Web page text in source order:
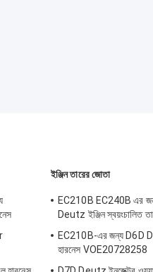
ইঞ্জিন তারের জোতা
EC210B EC240B এর
Deutz ইঞ্জিন স্বয়ংচালিত
EC210B-এর জন্য D6D
হারনেস VOE20728258